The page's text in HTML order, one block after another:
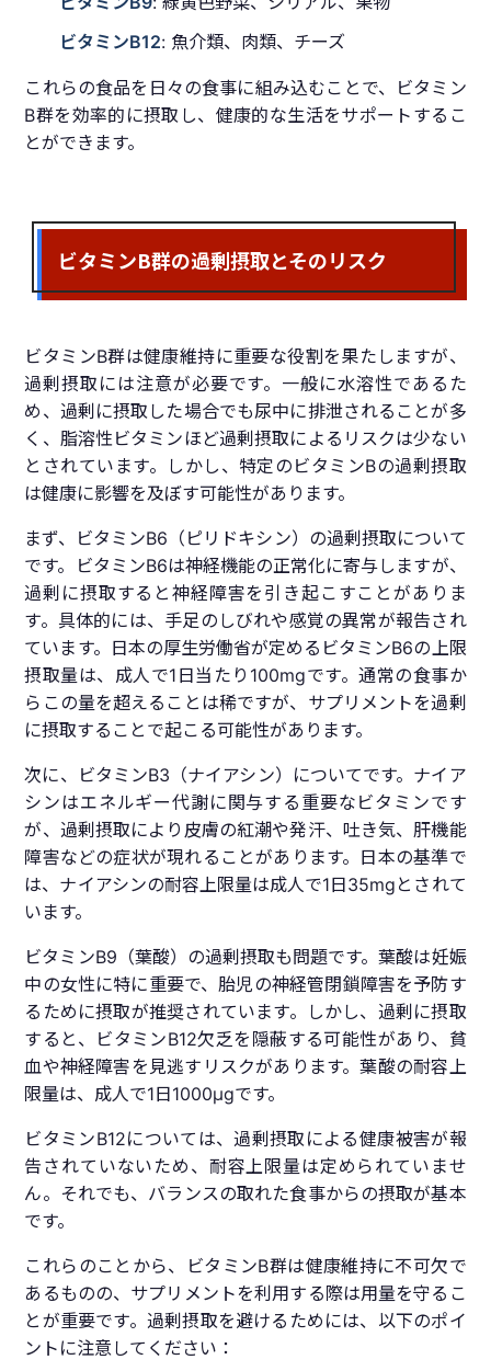
ビタミンB12: 魚介類、肉類、チーズ
これらの食品を日々の食事に組み込むことで、ビタミン
B群を効率的に摂取し、健康的な生活をサポートするこ
とができます。
ビタミンB群の過剰摂取とそのリスク
ビタミンB群は健康維持に重要な役割を果たしますが、
過剰摂取には注意が必要です。一般に水溶性であるた
め、過剰に摂取した場合でも尿中に排泄されることが多
く、脂溶性ビタミンほど過剰摂取によるリスクは少ない
とされています。しかし、特定のビタミンBの過剰摂取
は健康に影響を及ぼす可能性があります。
まず、ビタミンB6（ピリドキシン）の過剰摂取について
です。ビタミンB6は神経機能の正常化に寄与しますが、
過剰に摂取すると神経障害を引き起こすことがありま
す。具体的には、手足のしびれや感覚の異常が報告され
ています。日本の厚生労働省が定めるビタミンB6の上限
摂取量は、成人で1日当たり100mgです。通常の食事か
らこの量を超えることは稀ですが、サプリメントを過剰
に摂取することで起こる可能性があります。
次に、ビタミンB3（ナイアシン）についてです。ナイア
シンはエネルギー代謝に関与する重要なビタミンです
が、過剰摂取により皮膚の紅潮や発汗、吐き気、肝機能
障害などの症状が現れることがあります。日本の基準で
は、ナイアシンの耐容上限量は成人で1日35mgとされて
います。
ビタミンB9（葉酸）の過剰摂取も問題です。葉酸は妊娠
中の女性に特に重要で、胎児の神経管閉鎖障害を予防す
るために摂取が推奨されています。しかし、過剰に摂取
すると、ビタミンB12欠乏を隠蔽する可能性があり、貧
血や神経障害を見逃すリスクがあります。葉酸の耐容上
限量は、成人で1日1000μgです。
ビタミンB12については、過剰摂取による健康被害が報
告されていないため、耐容上限量は定められていませ
ん。それでも、バランスの取れた食事からの摂取が基本
です。
これらのことから、ビタミンB群は健康維持に不可欠で
あるものの、サプリメントを利用する際は用量を守るこ
とが重要です。過剰摂取を避けるためには、以下のポイ
ントに注意してください：